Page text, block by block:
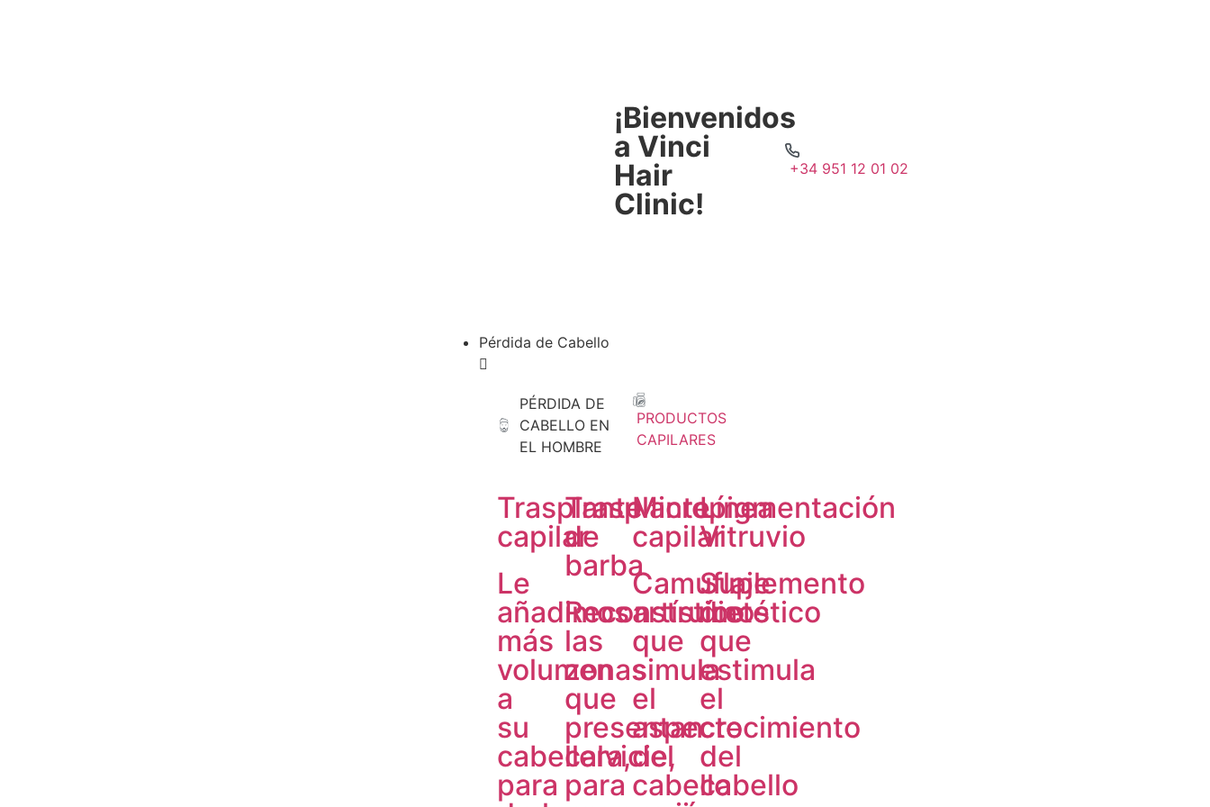
¡Bienvenidos
a Vinci
Hair
Clinic!
+34 951 12 01 02
Pérdida de Cabello
PÉRDIDA DE
CABELLO EN
EL HOMBRE
PRODUCTOS
CAPILARES
Trasplante
capilar
Le
añadimos
más
volumen
a
su
cabellera,
para
Trasplante
de
barba
Reconstruímos
las
zonas
que
presentan
calvicie,
para
Micropigmentación
capilar
Camuflaje
artístico
que
simula
el
aspecto
del
cabello
Línea
Vitruvio
Suplemento
dietético
que
estimula
el
crecimiento
del
cabello